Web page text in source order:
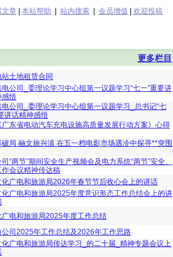
文章| 本站帮助 站内搜索| 会员增值 欢迎投稿
更多栏目
土地租赁合同
公司_委理论学习中心组第一议题学习“七一”重要讲
感悟
电公司_委理论学习中心组第一议题学习_总书记“七
讲话精神感悟
广东省电动汽车充电设施高质量发展行动方案》心得
破局 融文旅兴滇 在五一档电影市场遇冷中探寻**突围
“两节”期间安全生产视频会及电力系统“两节”安全、
作会议精神传达稿
化广电和旅游局2026年春节节后收心会上的讲话
化广电和旅游局2025年度意识形态工作总结会上的讲
广电和旅游局2025年度工作总结
公司2025年工作总结及2026年工作思路
化广电和旅游局传达学习_的二十届_精神专题会议上